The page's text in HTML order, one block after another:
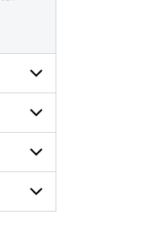
Undersidor
för
Radar
och
satellit
Undersidor
för
Väder
till
havs
Undersidor
för